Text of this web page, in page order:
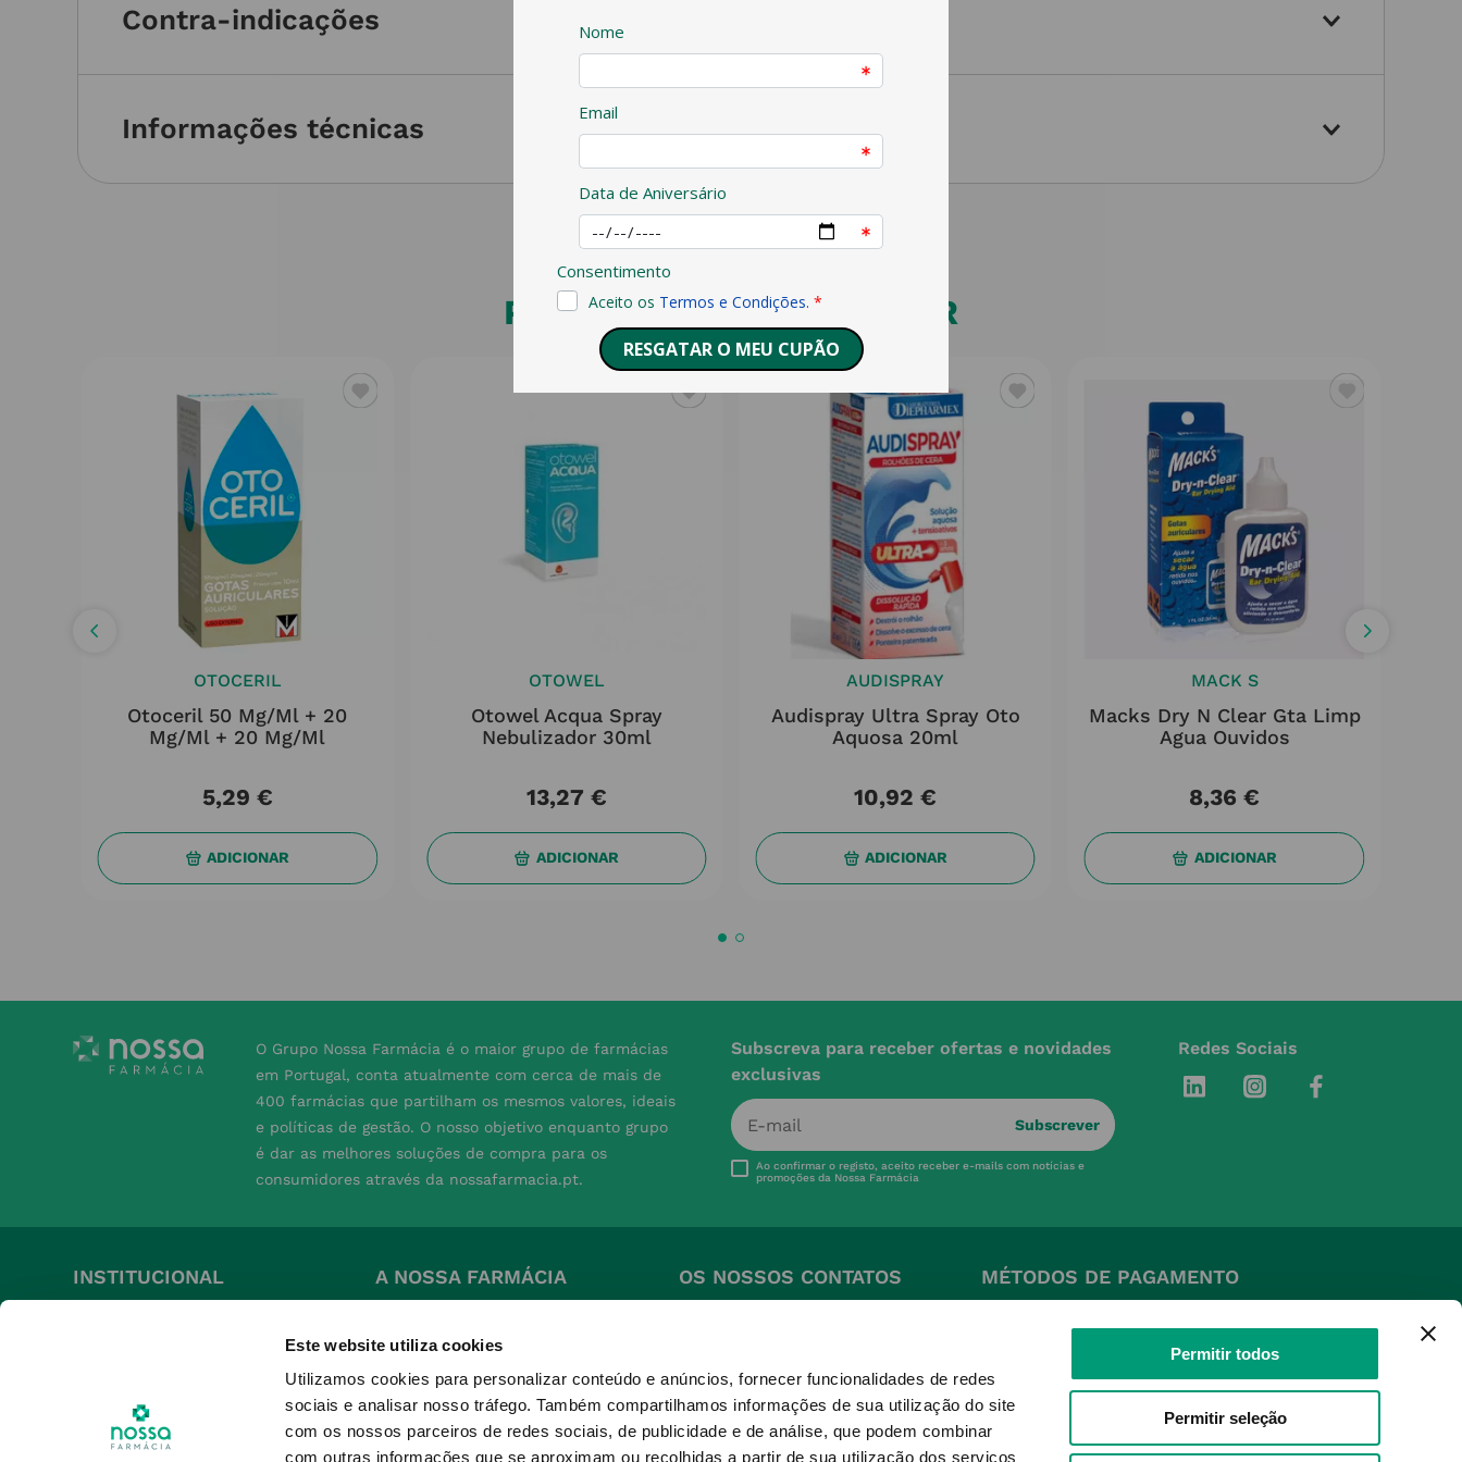
Este website utiliza cookies
Utilizamos cookies para personalizar conteúdo e anúncios, fornecer funcionalidades de redes
sociais e analisar nosso tráfego.Também compartilhamos informações de sua utilização do site
com os nossos parceiros de redes sociais, de publicidade e de análise, que podem combinar
com outras informações que se aproximam ou recolhidas a partir de sua utilização dos serviços
Permitir todos
Permitir seleção
Contra-indicações
Informações técnicas
PODERÁ TAMBÉM GOSTAR
OTOCERIL
Otoceril 50 Mg/ml + 20
Mg/ml + 20 Mg/ml
5,29 €
ADICIONAR
OTOWEL
Otowel Acqua Spray
Nebulizador 30ml
13,27 €
ADICIONAR
AUDISPRAY
Audispray Ultra Spray Oto
Aquosa 20ml
10,92 €
ADICIONAR
MACK S
Macks Dry N Clear Gta Limp
Agua Ouvidos
8,36 €
ADICIONAR
O Grupo Nossa Farmácia é o maior grupo de farmácias
em Portugal, conta atualmente com cerca de mais de
400 farmácias que partilham os mesmos valores, ideais
e políticas de gestão. O nosso objetivo enquanto grupo
é dar as melhores soluções de compra para os
consumidores através da nossafarmacia.pt.
Subscreva para receber ofertas e novidades
exclusivas
Subscrever
Ao confirmar o registo, aceito receber e-mails com notícias e
promoções da Nossa Farmácia
Redes Sociais
INSTITUCIONAL
Produtos Favoritos
A NOSSA FARMÁCIA
Perguntas Frequentes
Termos e Condições
Política de Cookies
OS NOSSOS CONTATOS
geral@nossafarmacia.pt
Farmácias perto de si
MÉTODOS DE PAGAMENTO
SELOS E SEGURANÇA